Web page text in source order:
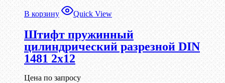
В корзину Quick View
Штифт пружинный
цилиндрический разрезной DIN
1481 2х12
Цена по запросу